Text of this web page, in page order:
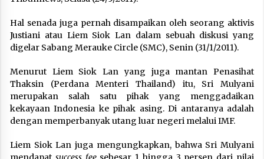
Hal senada juga pernah disampaikan oleh seorang aktivis
Justiani atau Liem Siok Lan dalam sebuah diskusi yang
digelar Sabang Merauke Circle (SMC), Senin (31/1/2011).
Menurut Liem Siok Lan yang juga mantan Penasihat
Thaksin (Perdana Menteri Thailand) itu, Sri Mulyani
merupakan salah satu pihak yang menggadaikan
kekayaan Indonesia ke pihak asing. Di antaranya adalah
dengan memperbanyak utang luar negeri melalui IMF.
Liem Siok Lan juga mengungkapkan, bahwa Sri Mulyani